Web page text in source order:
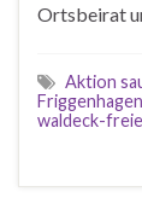
Ortsbeirat
Aktion
waldeck-